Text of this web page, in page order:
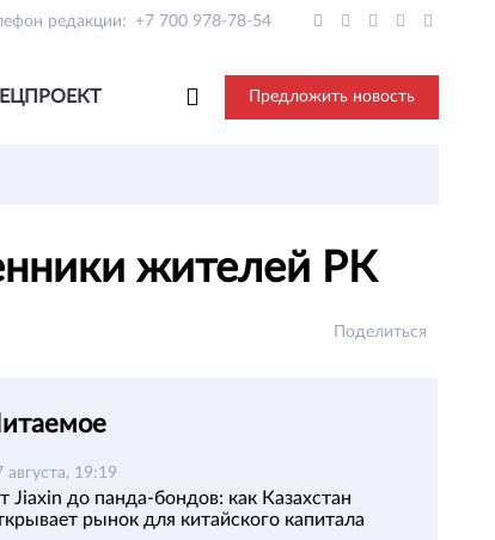
редакции: +7 700 978-78-54
Предложить новость
жителей РК
Поделиться
августа, 19:19
Jiaxin до панда-бондов: как Казахстан
рынок для китайского капитала